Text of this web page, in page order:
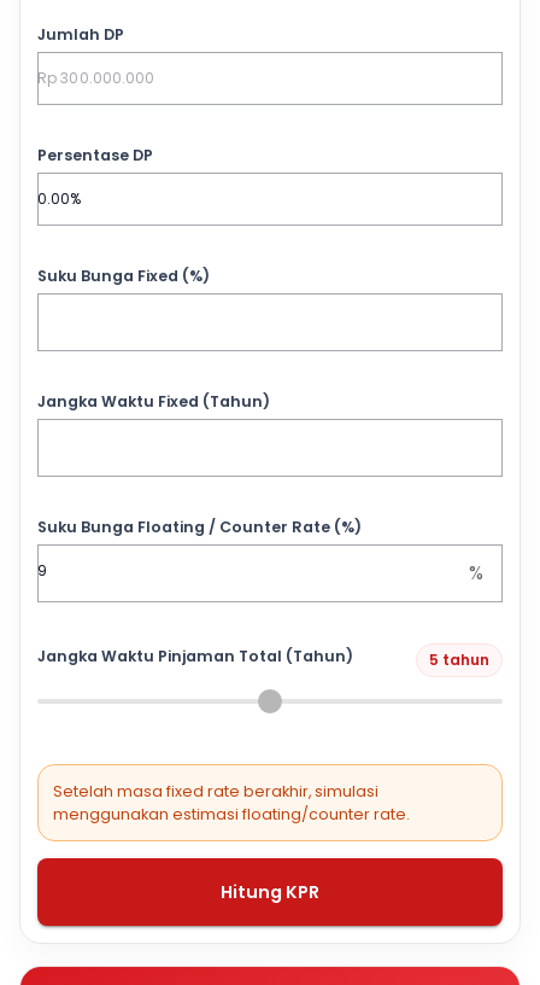
Jumlah DP
Persentase DP
Suku Bunga Fixed (%)
Jangka Waktu Fixed (Tahun)
Suku Bunga Floating / Counter Rate (%)
%
Jangka Waktu Pinjaman Total (Tahun) 5 tahun
Setelah masa fixed rate berakhir, simulasi
menggunakan estimasi floating/counter rate.
Hitung KPR